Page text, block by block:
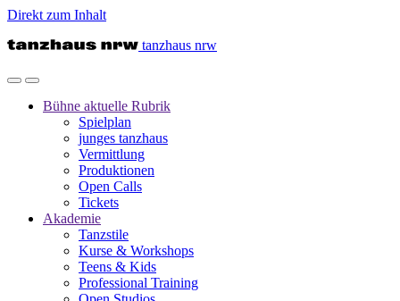
Direkt zum Inhalt
tanzhaus nrw
Bühne aktuelle Rubrik
Spielplan
junges tanzhaus
Vermittlung
Produktionen
Open Calls
Tickets
Akademie
Tanzstile
Kurse & Workshops
Teens & Kids
Professional Training